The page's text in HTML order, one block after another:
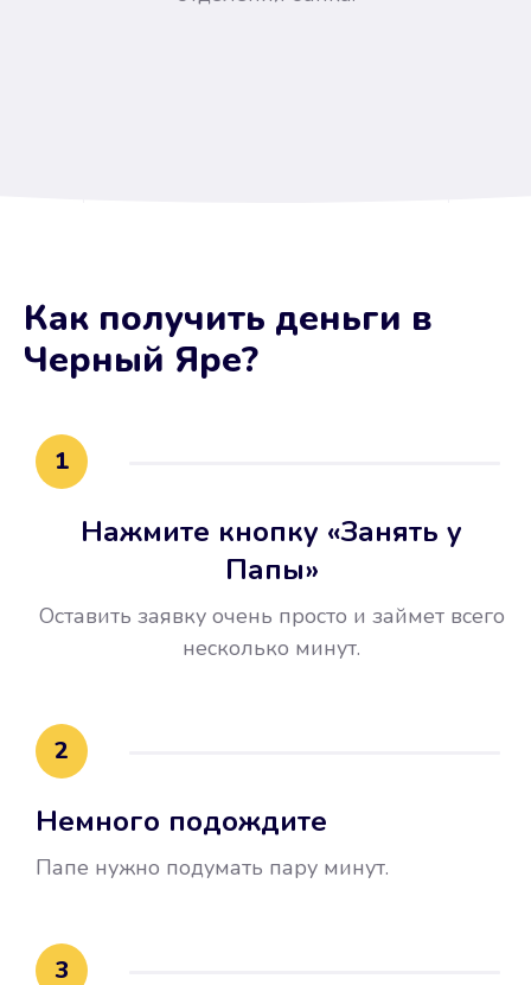
Не потребовались справки, залоги
и поручители. Папа вам доверяет.
воспользовались бесплатной
это открыло новые возможности в
Как получить деньги в
Черный Яре?
1
Нажмите кнопку «Занять у
Папы»
Оставить заявку очень просто и займет всего
несколько минут.
2
Немного подождите
Папе нужно подумать пару минут.
3